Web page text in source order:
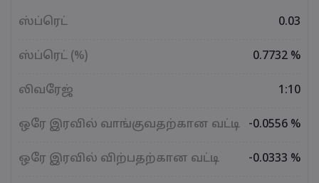
US-EU Relations: Russia Sanctions Unite
Emma Rose
BOJ Warns of Japan Stock Market
ஸ்ப்ரெட் 0.03
ஸ்ப்ரெட் (%) 0.7732 %
லிவரேஜ் 1:10
ஒரே இரவில் வாங்குவதற்கான வட்டி -0.0556 %
ஒரே இரவில் விற்பதற்கான வட்டி -0.0333 %